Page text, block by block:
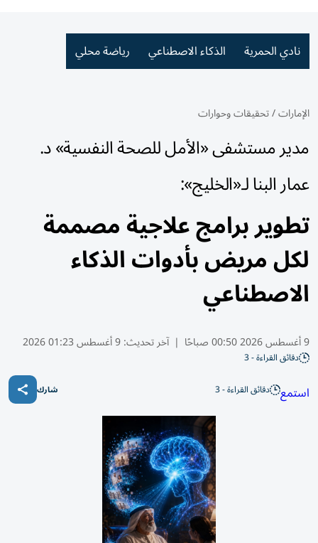
نادي الحمرية الذكاء الاصطناعي رياضة محلي
الإمارات/تحقيقات وحوارات
مدير مستشفى «الأمل للصحة النفسية» د.
عمار البنا لـ«الخليج»:
تطوير برامج علاجية مصممة
لكل مريض بأدوات الذكاء
الاصطناعي
9 أغسطس 2026 00:50 صباحًا | آخر تحديث:9 أغسطس 01:23 2026
دقائق القراءة - 3
استمع دقائق القراءة - 3 شارك